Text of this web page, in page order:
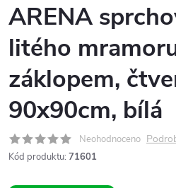
ARENA
litého
záklopem,
90x90cm, bílá
Neohodnoceno
Kód produktu: 71601